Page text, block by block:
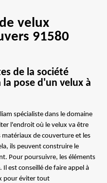
velux
91580
de la société
pose d'un velux à
spécialiste dans le domaine
l'endroit où le velux va être
matériaux de couverture et les
ils peuvent construire le
Pour poursuivre, les éléments
est conseillé de faire appel à
pour éviter tout